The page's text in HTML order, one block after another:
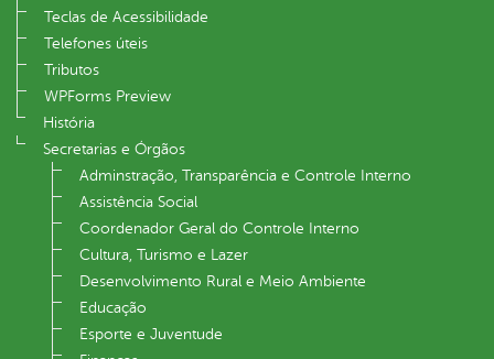
Teclas de Acessibilidade
Telefones úteis
Tributos
WPForms Preview
História
Secretarias e Órgãos
Adminstração, Transparência e Controle Interno
Assistência Social
Coordenador Geral do Controle Interno
Cultura, Turismo e Lazer
Desenvolvimento Rural e Meio Ambiente
Educação
Esporte e Juventude